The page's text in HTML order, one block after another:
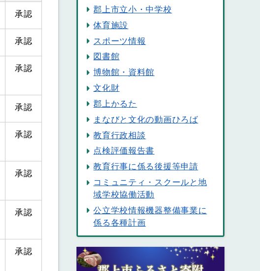
承認
承認
承認
承認
承認
承認
承認
承認
郡上市立小・中学校
体育施設
スポーツ情報
図書館
博物館・資料館
文化財
郡上かるた
まなびと文化の動画ひろば
教育行政相談
点検評価報告書
教育行事に係る後援等申請
コミュニティ・スクールと地
域学校協働活動
公立学校情報機器整備事業に
係る各種計画